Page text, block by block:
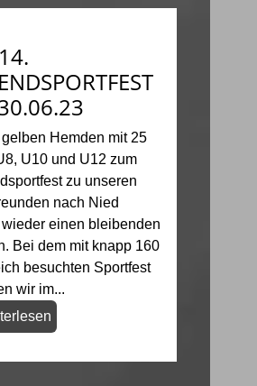
14.
Hemden mit 25
U10 und U12 zum
zu unseren
nach Nied
einen bleibenden
Bei dem mit knapp 160
besuchten Sportfest
wir im...